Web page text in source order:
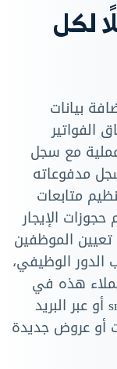
لكل
بيانات
الفواتير
مع سجل
مدفوعاته
متابعات
الإيجار
تعيين الموظفين
الوظيفي،
هذه في
الأغراض التسويقية كإرسال رسائل sms أو عبر البريد
أو عروض جديدة